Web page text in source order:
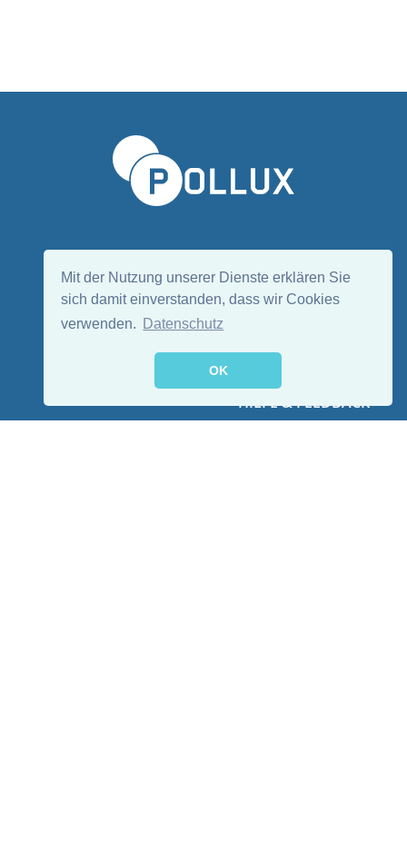
Mit der Nutzung unserer Dienste erklären Sie
sich damit einverstanden, dass wir Cookies
verwenden.
Datenschutz
OK
HILFE & FEEDBACK
EN